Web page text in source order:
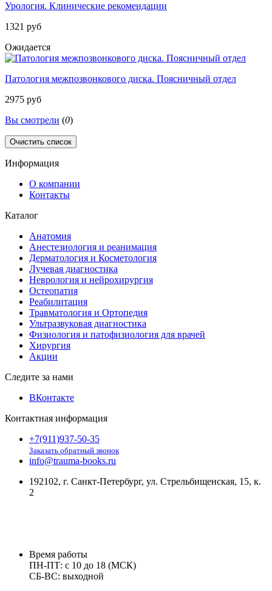
Урология. Клинические рекомендации
1321 руб
Ожидается
Патология межпозвонкового диска. Поясничный отдел
2975 руб
Вы смотрели (0)
Очистить список
Информация
О компании
Контакты
Каталог
Анатомия
Анестезиология и реанимация
Дерматология и Косметология
Лучевая диагностика
Неврология и нейрохирургия
Остеопатия
Реабилитация
Травматология и Ортопедия
Ультразвуковая диагностика
Физиология и патофизиология для врачей
Хирургия
Акции
Следите за нами
ВКонтакте
Контактная информация
+7(911)937-50-35
Заказать обратный звонок
info@trauma-books.ru
192102, г. Санкт-Петербург, ул. Стрельбищенская, 15, к.
2
Время работы
ПН-ПТ: с 10 до 18 (МСК)
СБ-ВС: выходной